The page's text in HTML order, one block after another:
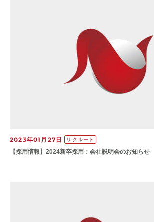
2023年01月27日 リクルート
【​採用情報】20​24新卒採用：​会社説明会のお知らせ